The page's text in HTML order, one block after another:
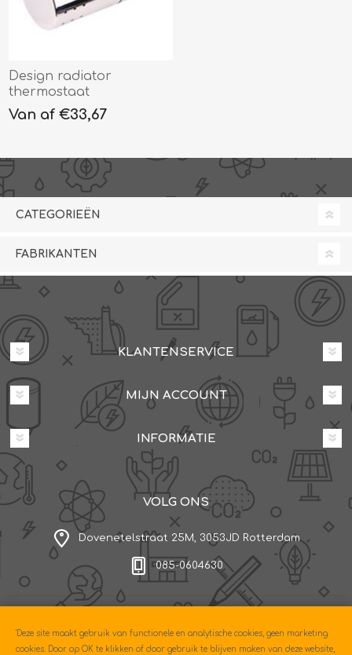
Design radiator
thermostaat
Van af €33,67
CATEGORIEËN
FABRIKANTEN
KLANTENSERVICE
MIJN ACCOUNT
INFORMATIE
VOLG ONS
Dovenetelstraat 25M, 3053JD Rotterdam
085-0604630
Powered bynopCommerce
'Deze site maakt gebruik van functionele en analytische cookies, geen marketing
cookies. Door op OK te klikken of door gebruik te blijven maken van deze website,